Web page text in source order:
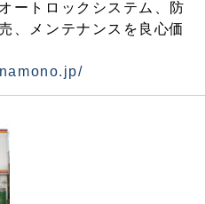
ートロックシステム、防
、メンテナンスを良心価